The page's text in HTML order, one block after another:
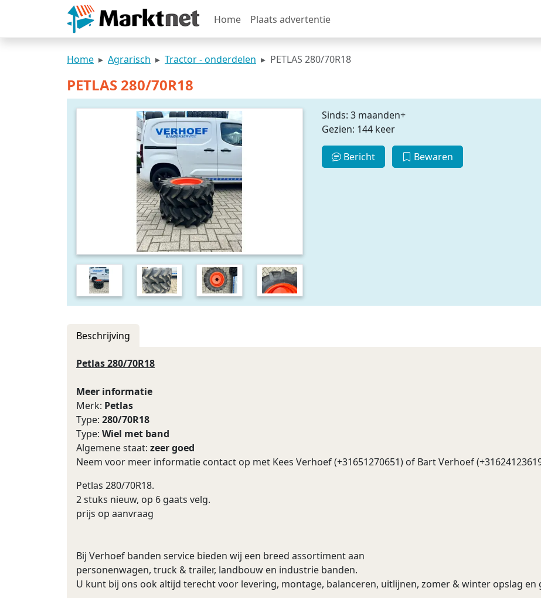
Home Plaats advertentie
Home Agrarisch Tractor - onderdelen PETLAS 280/70R18
PETLAS 280/70R18
Sinds: 3 maanden+
Gezien: 144 keer
Bericht Bewaren
Beschrijving
Petlas 280/70R18
Meer informatie
Merk: Petlas
Type: 280/70R18
Type: Wiel met band
Algemene staat: zeer goed
Neem voor meer informatie contact op met Kees Verhoef (+31651270651) of Bart Verhoef
Petlas 280/70R18.
2 stuks nieuw, op 6 gaats velg.
prijs op aanvraag
Bij Verhoef banden service bieden wij een breed assortiment aan
personenwagen, truck & trailer, landbouw en industrie banden.
U kunt bij ons ook altijd terecht voor levering, montage, balanceren, uitlijnen, zomer & winter opslag en